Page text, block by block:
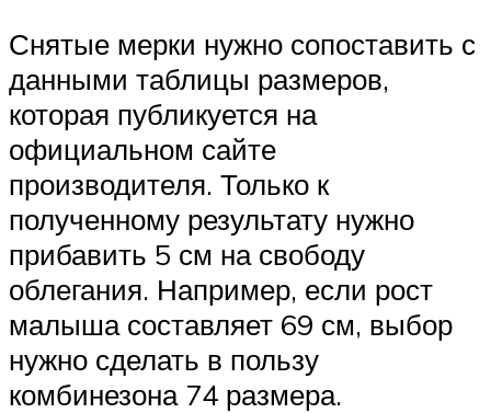
Снятые мерки нужно сопоставить с
данными таблицы размеров,
которая публикуется на
официальном сайте
производителя. Только к
полученному результату нужно
прибавить 5 см на свободу
облегания. Например, если рост
малыша составляет 69 см, выбор
нужно сделать в пользу
комбинезона 74 размера.